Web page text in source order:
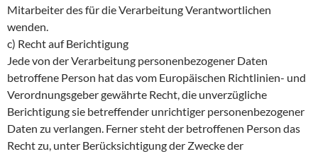
Mitarbeiter des für die Verarbeitung Verantwortlichen
wenden.
c) Recht auf Berichtigung
Jede von der Verarbeitung personenbezogener Daten
betroffene Person hat das vom Europäischen Richtlinien- und
Verordnungsgeber gewährte Recht, die unverzügliche
Berichtigung sie betreffender unrichtiger personenbezogener
Daten zu verlangen. Ferner steht der betroffenen Person das
Recht zu, unter Berücksichtigung der Zwecke der